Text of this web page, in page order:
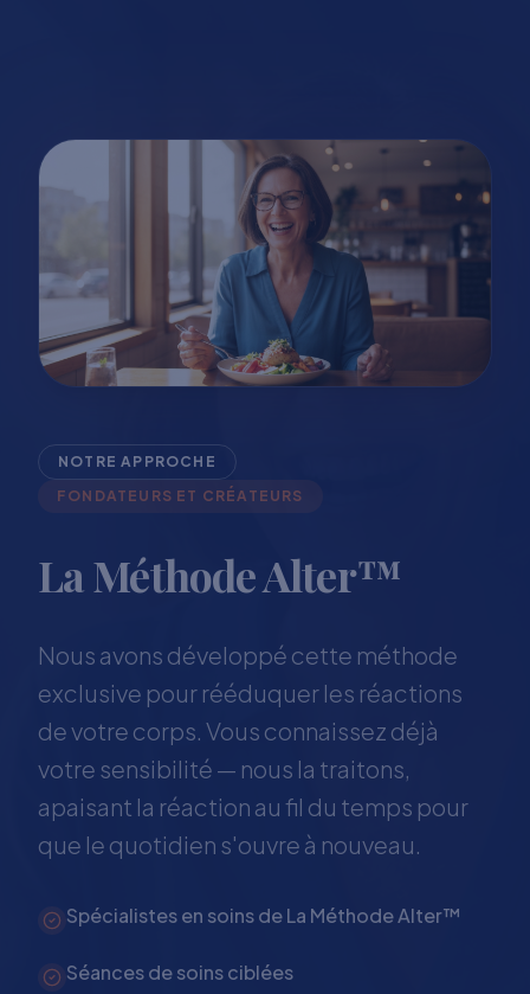
NOTRE APPROCHE
FONDATEURS ET CRÉATEURS
La Méthode Alter™
Nous avons développé cette méthode
exclusive pour rééduquer les réactions
de votre corps. Vous connaissez déjà
votre sensibilité — nous la traitons,
apaisant la réaction au fil du temps pour
que le quotidien s'ouvre à nouveau.
Spécialistes en soins de La Méthode Alter™
Séances de soins ciblées